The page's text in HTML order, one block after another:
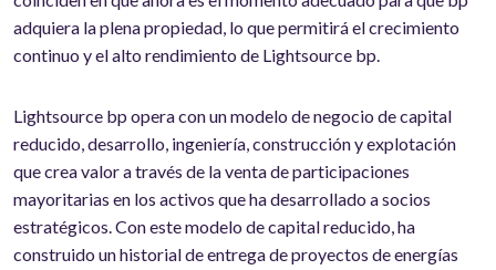
adquiera la plena propiedad, lo que permitirá el crecimiento
continuo y el alto rendimiento de Lightsource bp.
Lightsource bp opera con un modelo de negocio de capital
reducido, desarrollo, ingeniería, construcción y explotación
que crea valor a través de la venta de participaciones
mayoritarias en los activos que ha desarrollado a socios
estratégicos. Con este modelo de capital reducido, ha
construido un historial de entrega de proyectos de energías